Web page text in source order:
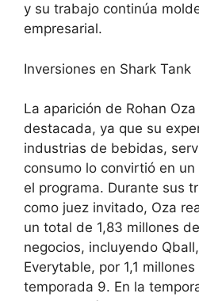
y su trabajo continúa
empresarial.
Inversiones en Shark Tank
La aparición de Rohan
destacada, ya que su
industrias de bebidas,
consumo lo convirtió en
el programa. Durante sus
como juez invitado, Oza
un total de 1,83 millones
negocios, incluyendo
Everytable, por 1,1
temporada 9. En la